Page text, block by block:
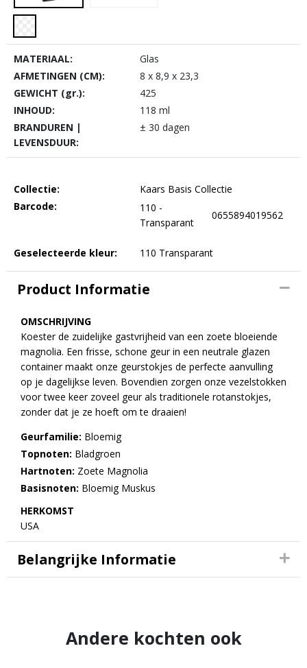
MATERIAAL:
Glas
AFMETINGEN (CM):
8 x 8,9 x 23,3
GEWICHT (gr.):
425
INHOUD:
118 ml
BRANDUREN |
LEVENSDUUR:
± 30 dagen
Collectie:
Kaars Basis Collectie
Barcode:
110 -
Transparant
0655894019562
Geselecteerde kleur: 110 Transparant
Product Informatie
OMSCHRIJVING
Koester de zuidelijke gastvrijheid van een zoete bloeiende
magnolia. Een frisse, schone geur in een neutrale glazen
container maakt onze geurstokjes de perfecte aanvulling
op je dagelijkse leven. Bovendien zorgen onze vezelstokken
voor twee keer zoveel geur als traditionele rotanstokjes,
zonder dat je ze hoeft om te draaien!
Geurfamilie: Bloemig
Topnoten: Bladgroen
Hartnoten: Zoete Magnolia
Basisnoten: Bloemig Muskus
HERKOMST
USA
Belangrijke Informatie
Andere kochten ook